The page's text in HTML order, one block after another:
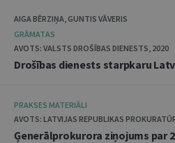
AIGA BĒRZIŅA, GUNTIS VĀVERIS
GRĀMATAS
AVOTS: VALSTS DROŠĪBAS DIENESTS, 2020
Drošības dienests starpkaru
PRAKSES MATERIĀLI
AVOTS: LATVIJAS REPUBLIKAS
Ģenerālprokurora ziņojums par